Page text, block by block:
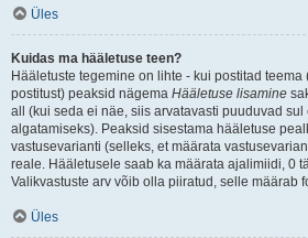
Üles
Kuidas ma hääletuse teen?
Hääletuste tegemine on lihte - kui postitad
postitust) peaksid nägema Hääletuse lisamine
all (kui seda ei näe, siis arvatavasti puuduvad
algatamiseks). Peaksid sisestama hääletuse
vastusevarianti (selleks, et määrata
reale. Hääletusele saab ka määrata ajalimiidi, 0
Valikvastuste arv võib olla piiratud, selle määrab
Üles